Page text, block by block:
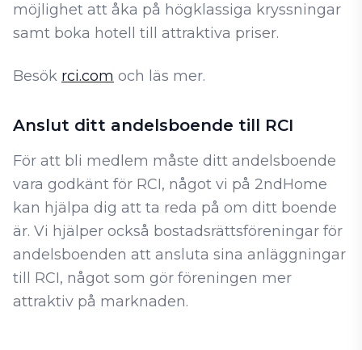
möjlighet att åka på högklassiga kryssningar
samt boka hotell till attraktiva priser.
Besök rci.com och läs mer.
Anslut ditt andelsboende till RCI
För att bli medlem måste ditt andelsboende
vara godkänt för RCI, något vi på 2ndHome
kan hjälpa dig att ta reda på om ditt boende
är. Vi hjälper också bostadsrättsföreningar för
andelsboenden att ansluta sina anläggningar
till RCI, något som gör föreningen mer
attraktiv på marknaden.